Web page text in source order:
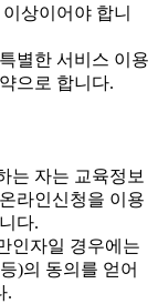
상이어야 합니
별한 서비스 이용
으로 합니다.
는 자는 교육정보
라인신청을 이용
다.
인자일 경우에는
)의 동의를 얻어
.